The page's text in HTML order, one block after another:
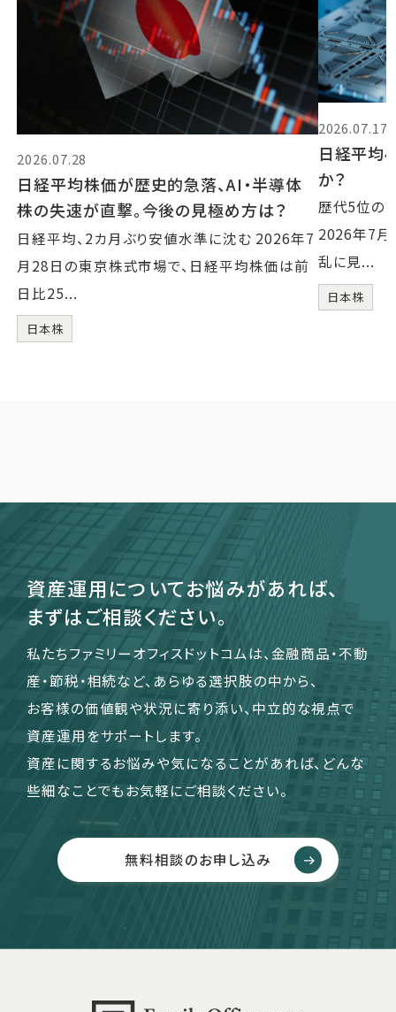
2026.07.28
日経平均株価が歴史的急落、AI・半導体
株の失速が直撃。今後の見極め方は？
日経平均、2カ月ぶり安値水準に沈む 2026年7
月28日の東京株式市場で、日経平均株価は前
日比25...
日本株
2026.07.17
日経平均
か？
歴代5位の
2026年7月
乱に見...
日本株
資産運用についてお悩みがあれば、
まずはご相談ください。
私たちファミリーオフィスドットコムは、金融商品・不動
産・節税・相続など、あらゆる選択肢の中から、
お客様の価値観や状況に寄り添い、中立的な視点で
資産運用をサポートします。
資産に関するお悩みや気になることがあれば、どんな
些細なことでもお気軽にご相談ください。
無料相談のお申し込み